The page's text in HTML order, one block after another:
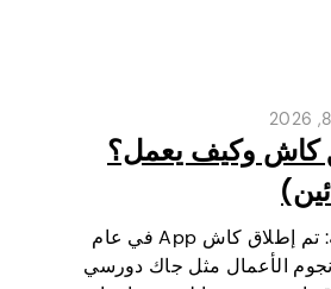
كاش وكيف يعمل؟
الوجبات الرئيسية: تم إطلاق كاش App في عام
نجوم الأعمال مثل جاك دورسي